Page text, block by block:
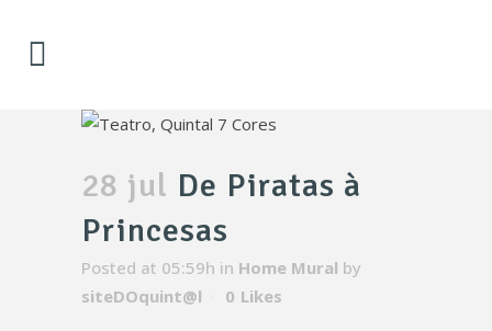
28 jul De Piratas à
Princesas
Posted at 05:59h in Home Mural by
siteDOquint@l
0 Likes